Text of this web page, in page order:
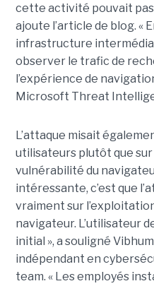
cette activité pouvait
ajoute l’article de blog. «
infrastructure
observer le trafic de
l’expérience de
Microsoft Threat
L’attaque misait
utilisateurs plutôt que sur
vulnérabilité du
intéressante, c’est que
vraiment sur
navigateur. L’utilisateur
initial », a souligné
indépendant en
team. « Les employés